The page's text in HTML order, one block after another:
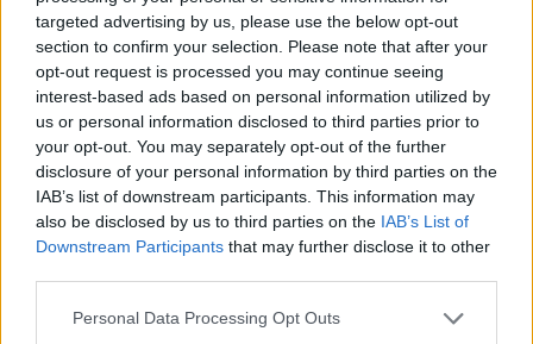
targeted advertising by us, please use the below opt-out
section to confirm your selection. Please note that after your
opt-out request is processed you may continue seeing
interest-based ads based on personal information utilized by
us or personal information disclosed to third parties prior to
your opt-out. You may separately opt-out of the further
disclosure of your personal information by third parties on the
IAB’s list of downstream participants. This information may
also be disclosed by us to third parties on the IAB’s List of
Downstream Participants that may further disclose it to other
Please note that this website/app uses one or more Google
Personal Data Processing Opt Outs
(blogolok majd, olvasok végre, sőt még a klarinétot
is elhoztam), de hát végül más szerep jutott nekem.
Egy kis hiszti után – magamra is vonatkoztattam a
profi hozzáállásról mondottakat – elindítottam egy
kis, indiai sztahanov mozgalmat. Az időközben
részletekben előkerült fordítást négy másodikos
hallgatóval mondatról mondatra vetjük össze a
magyar, illetve a fordítás alapjául szolgáló, Oliver
Herford 1908-as brodway-adaptációjával.